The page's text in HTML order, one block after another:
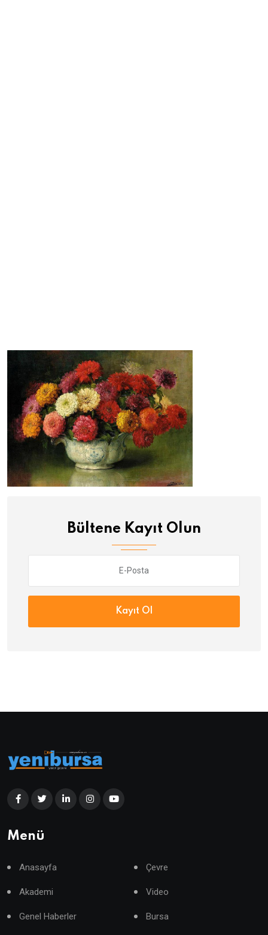
Bültene Kayıt Olun
Kayıt Ol
Menü
Anasayfa Çevre
Akademi Video
Genel Haberler Bursa